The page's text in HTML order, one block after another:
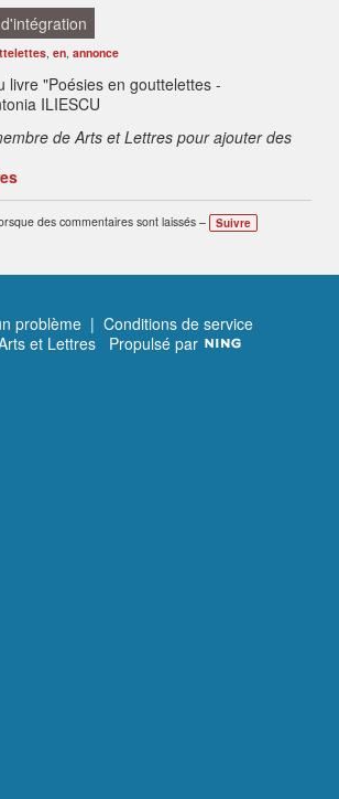
, en, annonce
livre "Poésies en gouttelettes -
ILIESCU
de Arts et Lettres pour ajouter des
des commentaires sont laissés – Suivre
problème | Conditions de service
et Lettres Propulsé par